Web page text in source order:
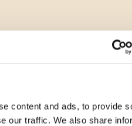
content and ads, to provide
our traffic. We also share
Produkts